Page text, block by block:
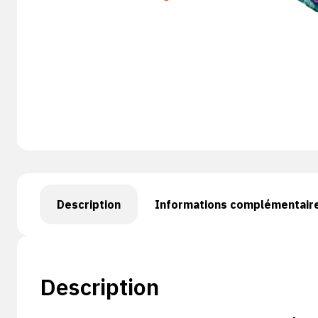
Description Informations
Description